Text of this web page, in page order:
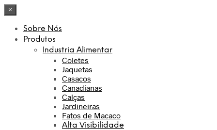
×
Sobre Nós
Produtos
Industria Alimentar
Coletes
Jaquetas
Casacos
Canadianas
Calças
Jardineiras
Fatos de Macaco
Alta Visibilidade